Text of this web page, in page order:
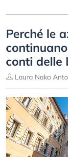
Perché le
conti delle
Laura Naka